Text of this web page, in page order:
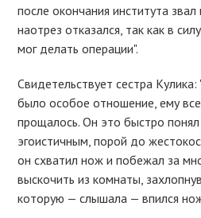
после окончания института звал
наотрез отказался, так как в
мог делать операции".
Свидетельствует сестра
было особое отношение, ему
прощалось. Он это быстро
эгоистичным, порой до
он схватил нож и побежал за
выскочить из комнаты,
которую — слышала — впился